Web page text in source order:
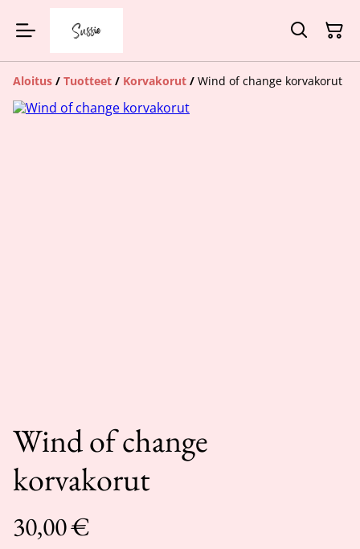
Aloitus / Tuotteet / Korvakorut / Wind of change korvakorut
Wind of change
korvakorut
30,00 €